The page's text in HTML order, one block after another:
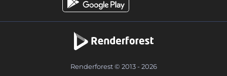
Renderforest © 2013 - 2026